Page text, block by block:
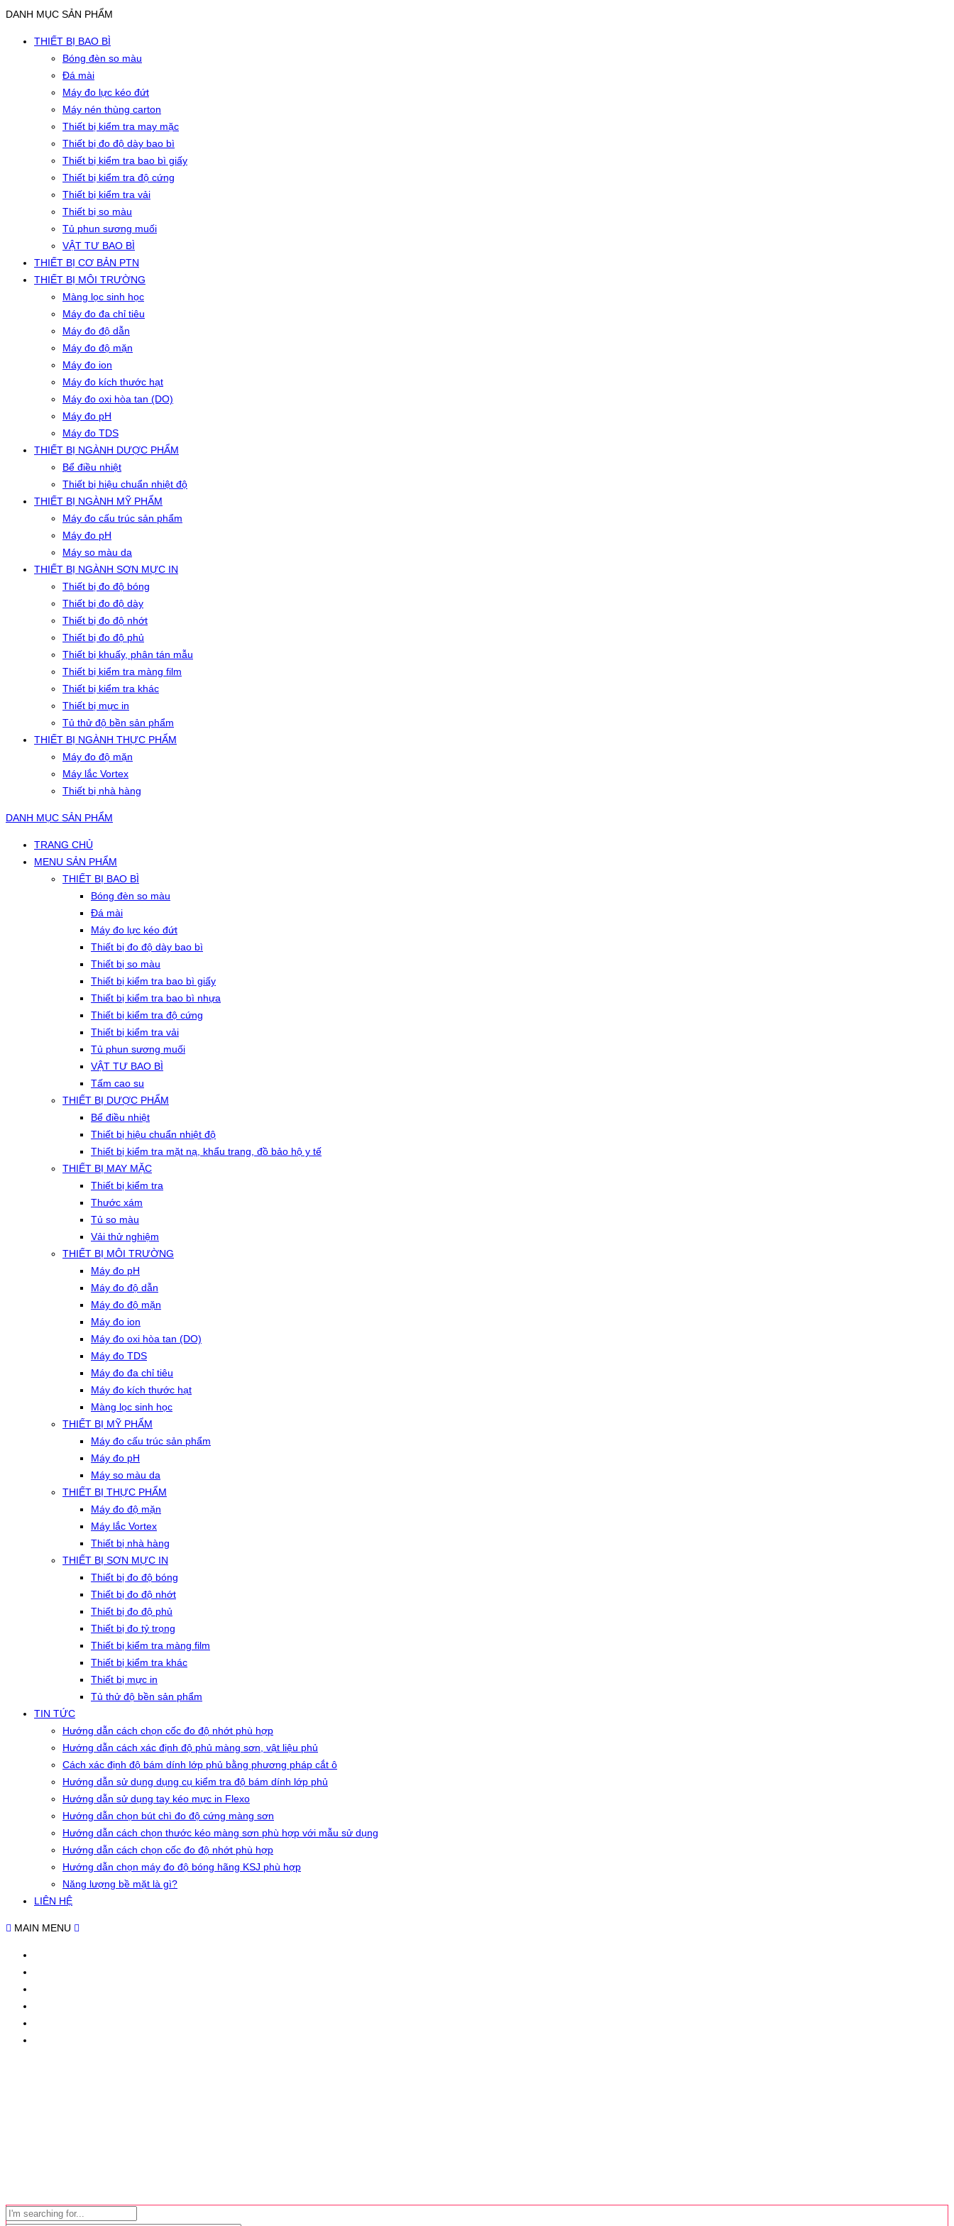
DANH MỤC SẢN PHẨM
THIẾT BỊ BAO BÌ
Bóng đèn so màu
Đá mài
Máy đo lực kéo đứt
Máy nén thùng carton
Thiết bị kiểm tra may mặc
Thiết bị đo độ dày bao bì
Thiết bị kiểm tra bao bì giấy
Thiết bị kiểm tra độ cứng
Thiết bị kiểm tra vải
Thiết bị so màu
Tủ phun sương muối
VẬT TƯ BAO BÌ
THIẾT BỊ CƠ BẢN PTN
THIẾT BỊ MÔI TRƯỜNG
Màng lọc sinh học
Máy đo đa chỉ tiêu
Máy đo độ dẫn
Máy đo độ mặn
Máy đo ion
Máy đo kích thước hạt
Máy đo oxi hòa tan (DO)
Máy đo pH
Máy đo TDS
THIẾT BỊ NGÀNH DƯỢC PHẨM
Bể điều nhiệt
Thiết bị hiệu chuẩn nhiệt độ
THIẾT BỊ NGÀNH MỸ PHẨM
Máy đo cấu trúc sản phẩm
Máy đo pH
Máy so màu da
THIẾT BỊ NGÀNH SƠN MỰC IN
Thiết bị đo độ bóng
Thiết bị đo độ dày
Thiết bị đo độ nhớt
Thiết bị đo độ phủ
Thiết bị khuấy, phân tán mẫu
Thiết bị kiểm tra màng film
Thiết bị kiểm tra khác
Thiết bị mực in
Tủ thử độ bền sản phẩm
THIẾT BỊ NGÀNH THỰC PHẨM
Máy đo độ mặn
Máy lắc Vortex
Thiết bị nhà hàng
DANH MỤC SẢN PHẨM
TRANG CHỦ
MENU SẢN PHẨM
THIẾT BỊ BAO BÌ
Bóng đèn so màu
Đá mài
Máy đo lực kéo đứt
Thiết bị đo độ dày bao bì
Thiết bị so màu
Thiết bị kiểm tra bao bì giấy
Thiết bị kiểm tra bao bì nhựa
Thiết bị kiểm tra độ cứng
Thiết bị kiểm tra vải
Tủ phun sương muối
VẬT TƯ BAO BÌ
Tấm cao su
THIẾT BỊ DƯỢC PHẨM
Bể điều nhiệt
Thiết bị hiệu chuẩn nhiệt độ
Thiết bị kiểm tra mặt nạ, khẩu trang, đồ bảo hộ y tế
THIẾT BỊ MAY MẶC
Thiết bị kiểm tra
Thước xám
Tủ so màu
Vải thử nghiệm
THIẾT BỊ MÔI TRƯỜNG
Máy đo pH
Máy đo độ dẫn
Máy đo độ mặn
Máy đo ion
Máy đo oxi hòa tan (DO)
Máy đo TDS
Máy đo đa chỉ tiêu
Máy đo kích thước hạt
Màng lọc sinh học
THIẾT BỊ MỸ PHẨM
Máy đo cấu trúc sản phẩm
Máy đo pH
Máy so màu da
THIẾT BỊ THỰC PHẨM
Máy đo độ mặn
Máy lắc Vortex
Thiết bị nhà hàng
THIẾT BỊ SƠN MỰC IN
Thiết bị đo độ bóng
Thiết bị đo độ nhớt
Thiết bị đo độ phủ
Thiết bị đo tỷ trọng
Thiết bị kiểm tra màng film
Thiết bị kiểm tra khác
Thiết bị mực in
Tủ thử độ bền sản phẩm
TIN TỨC
Hướng dẫn cách chọn cốc đo độ nhớt phù hợp
Hướng dẫn cách xác định độ phủ màng sơn, vật liệu phủ
Cách xác định độ bám dính lớp phủ bằng phương pháp cắt ô
Hướng dẫn sử dụng dụng cụ kiểm tra độ bám dính lớp phủ
Hướng dẫn sử dụng tay kéo mực in Flexo
Hướng dẫn chọn bút chì đo độ cứng màng sơn
Hướng dẫn cách chọn thước kéo màng sơn phù hợp với mẫu sử dụng
Hướng dẫn cách chọn cốc đo độ nhớt phù hợp
Hướng dẫn chọn máy đo độ bóng hãng KSJ phù hợp
Năng lượng bề mặt là gì?
LIÊN HỆ
MAIN MENU